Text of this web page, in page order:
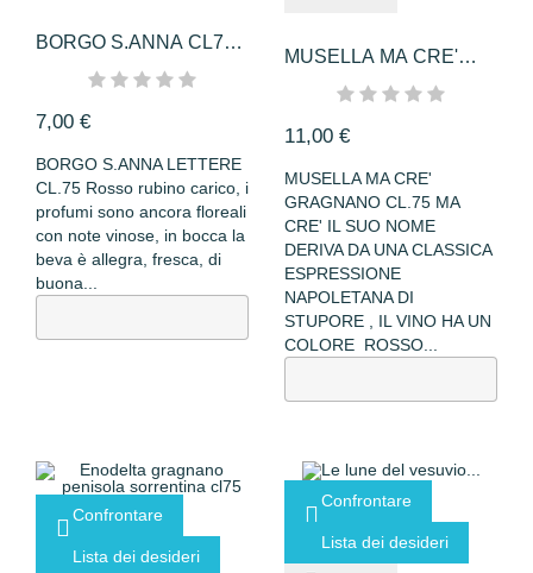
BORGO S.ANNA CL75
LETTERE
7,00 €
BORGO S.ANNA LETTERE
CL.75 Rosso rubino carico, i
profumi sono ancora floreali
con note vinose, in bocca la
beva è allegra, fresca, di
buona...
MUSELLA MA CRE'
GRAGNANO CL.75
11,00 €
MUSELLA MA CRE'
GRAGNANO CL.75 MA
CRE' IL SUO NOME
DERIVA DA UNA CLASSICA
ESPRESSIONE
NAPOLETANA DI
STUPORE , IL VINO HA UN
COLORE ROSSO...
Confrontare
Lista dei desideri
Confrontare
Lista dei desideri